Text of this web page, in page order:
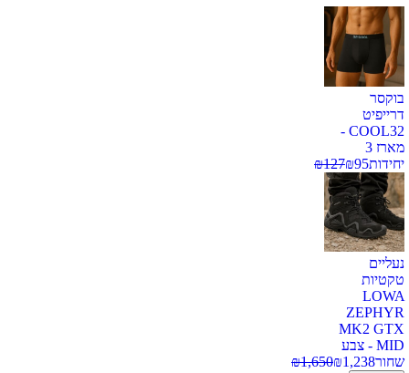
בוקסר
דרייפיט
COOL32 -
מארז 3
יחידות
₪95
₪127
נעליים
טקטיות
LOWA
ZEPHYR
MK2 GTX
MID - צבע
שחור
₪1,238
₪1,650